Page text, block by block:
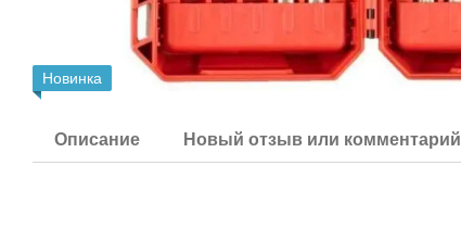
Новинка
Описание Новый отзыв или комментарий